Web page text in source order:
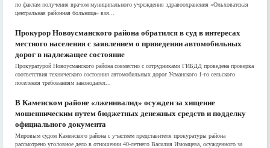
по фактам получения врачом муниципального учреждения здравоохранения «Ольховатская
центральная районная больница» взя...
Прокурор Новоусманского района обратился в суд в интересах
местного населения с заявлением о приведении автомобильных
дорог в надлежащее состояние
Прокуратурой Новоусманского района совместно с сотрудниками ГИБДД проведена проверка
соответствия технического состояния автомобильных дорог Усманского 1-го сельского
поселения требованиям законодател...
В Каменском районе «лжеинвалид» осужден за хищение
мошенническим путем бюджетных денежных средств и подделку
официального документа
Мировым судом Каменского района с участием представителя прокуратуры района
рассмотрено уголовное дело в отношении 40-летнего Василия Изюмцева, осужденного за